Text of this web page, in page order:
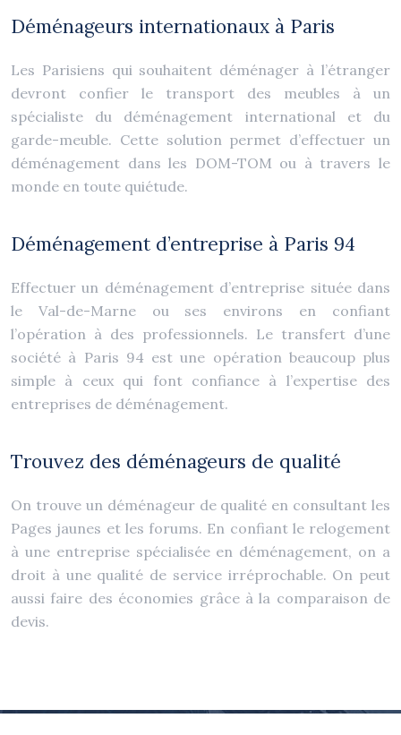
Déménageurs internationaux à Paris
Les Parisiens qui souhaitent déménager à l’étranger
devront confier le transport des meubles à un
spécialiste du déménagement international et du
garde-meuble. Cette solution permet d’effectuer un
déménagement dans les DOM-TOM ou à travers le
monde en toute quiétude.
Déménagement d’entreprise à Paris 94
Effectuer un déménagement d’entreprise située dans
le Val-de-Marne ou ses environs en confiant
l’opération à des professionnels. Le transfert d’une
société à Paris 94 est une opération beaucoup plus
simple à ceux qui font confiance à l’expertise des
entreprises de déménagement.
Trouvez des déménageurs de qualité
On trouve un déménageur de qualité en consultant les
Pages jaunes et les forums. En confiant le relogement
à une entreprise spécialisée en déménagement, on a
droit à une qualité de service irréprochable. On peut
aussi faire des économies grâce à la comparaison de
devis.